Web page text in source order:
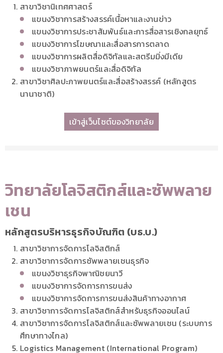
สาขาวิชานิเทศศาสตร์
แขนงวิชาการสร้างสรรค์เนื้อหาและงานข่าว
แขนงวิชาการประชาสัมพันธ์และการสื่อสารเชิงกลยุทธ์
แขนงวิชาการโฆษณาและสื่อสารการตลาด
แขนงวิชาการผลิตสื่อดิจิทัลและสตรีมมิ่งมีเดีย
แขนงวิชาภาพยนตร์และสื่อดิจิทัล
สาขาวิชาศิลปะภาพยนตร์และสื่อสร้างสรรค์ (หลักสูตร
นานาชาติ)
เข้าสู่เว็บไซต์ของวิทยาลัย
วิทยาลัยโลจิสติกส์และซัพพลาย
เชน
หลักสูตรบริหารธุรกิจบัณฑิต (บธ.บ.)
สาขาวิชาการจัดการโลจิสติกส์
สาขาวิชาการจัดการซัพพลายเชนธุรกิจ
แขนงวิชาธุรกิจพาณิชยนาวี
แขนงวิชาการจัดการการขนส่ง
แขนงวิชาการจัดการการขนส่งสินค้าทางอากาศ
สาขาวิชาการจัดการโลจิสติกส์สําหรับธุรกิจออนไลน์
สาขาวิชาการจัดการโลจิสติกส์และซัพพลายเชน (ระบบการ
ศึกษาทางไกล)
Logistics Management (International Program)